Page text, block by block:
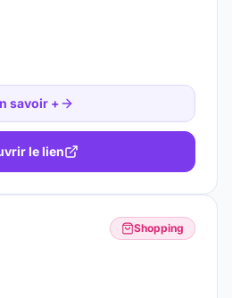
savoir +
le lien
Shopping